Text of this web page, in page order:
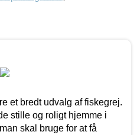
et bredt udvalg af fiskegrej.
stille og roligt hjemme i
skal bruge for at få